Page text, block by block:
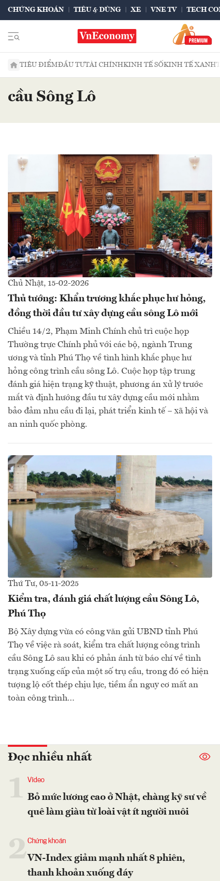
CHỨNG KHOÁN TIÊU & DÙNG XE VNE TV TECH
TIÊU ĐIỂMĐẦU TƯTÀI CHÍNHKINH TẾ SỐKINH TẾ XANH
cầu Sông Lô
Chủ Nhật, 15-02-2026
Thủ tướng: Khẩn trương khắc phục hư hỏng,
đồng thời đầu tư xây dựng cầu sông Lô mới
Chiều 14/2, Phạm Minh Chính chủ trì cuộc họp
Thường trực Chính phủ với các bộ, ngành Trung
ương và tỉnh Phú Thọ về tình hình khắc phục hư
hỏng công trình cầu sông Lô. Cuộc họp tập trung
đánh giá hiện trạng kỹ thuật, phương án xử lý trước
mắt và định hướng đầu tư xây dựng cầu mới nhằm
bảo đảm nhu cầu đi lại, phát triển kinh tế – xã hội và
an ninh quốc phòng.
Thứ Tư, 05-11-2025
Kiểm tra, đánh giá chất lượng cầu Sông Lô,
Phú Thọ
Bộ Xây dựng vừa có công văn gửi UBND tỉnh Phú
Thọ về việc rà soát, kiểm tra chất lượng công trình
cầu Sông Lô sau khi có phản ánh từ báo chí về tình
trạng xuống cấp của một số trụ cầu, trong đó có hiện
tượng lộ cốt thép chịu lực, tiềm ẩn nguy cơ mất an
toàn công trình...
Đọc nhiều nhất
Video
Bỏ mức lương cao ở Nhật, chàng kỹ sư về
quê làm giàu từ loài vật ít người nuôi
2Chứng khoán
VN-Index giảm mạnh nhất 8 phiên,
thanh khoản xuống đáy